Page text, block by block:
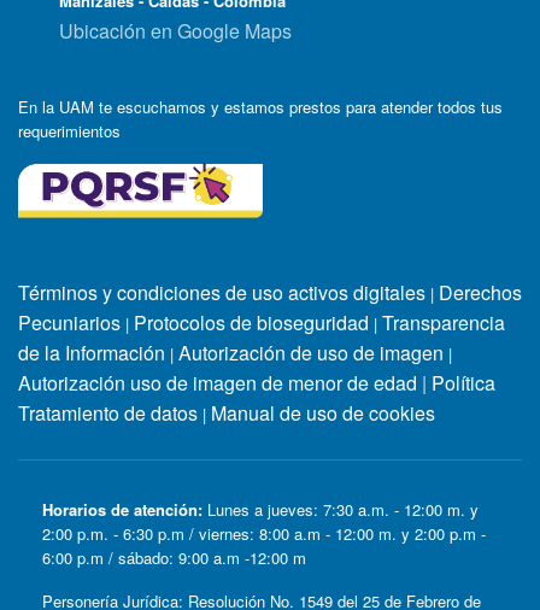
Ubicación en Google Maps
En la UAM te escuchamos y estamos prestos para atender todos tus
requerimientos
Términos y condiciones de uso activos digitales | Derechos
Pecuniarios | Protocolos de bioseguridad | Transparencia
de la Información | Autorización de uso de imagen |
Autorización uso de imagen de menor de edad | Política
Tratamiento de datos | Manual de uso de cookies
Horarios de atención: Lunes a jueves: 7:30 a.m. - 12:00 m. y
2:00 p.m. - 6:30 p.m / viernes: 8:00 a.m - 12:00 m. y 2:00 p.m -
6:00 p.m / sábado: 9:00 a.m -12:00 m
Personería Jurídica: Resolución No. 1549 del 25 de Febrero de